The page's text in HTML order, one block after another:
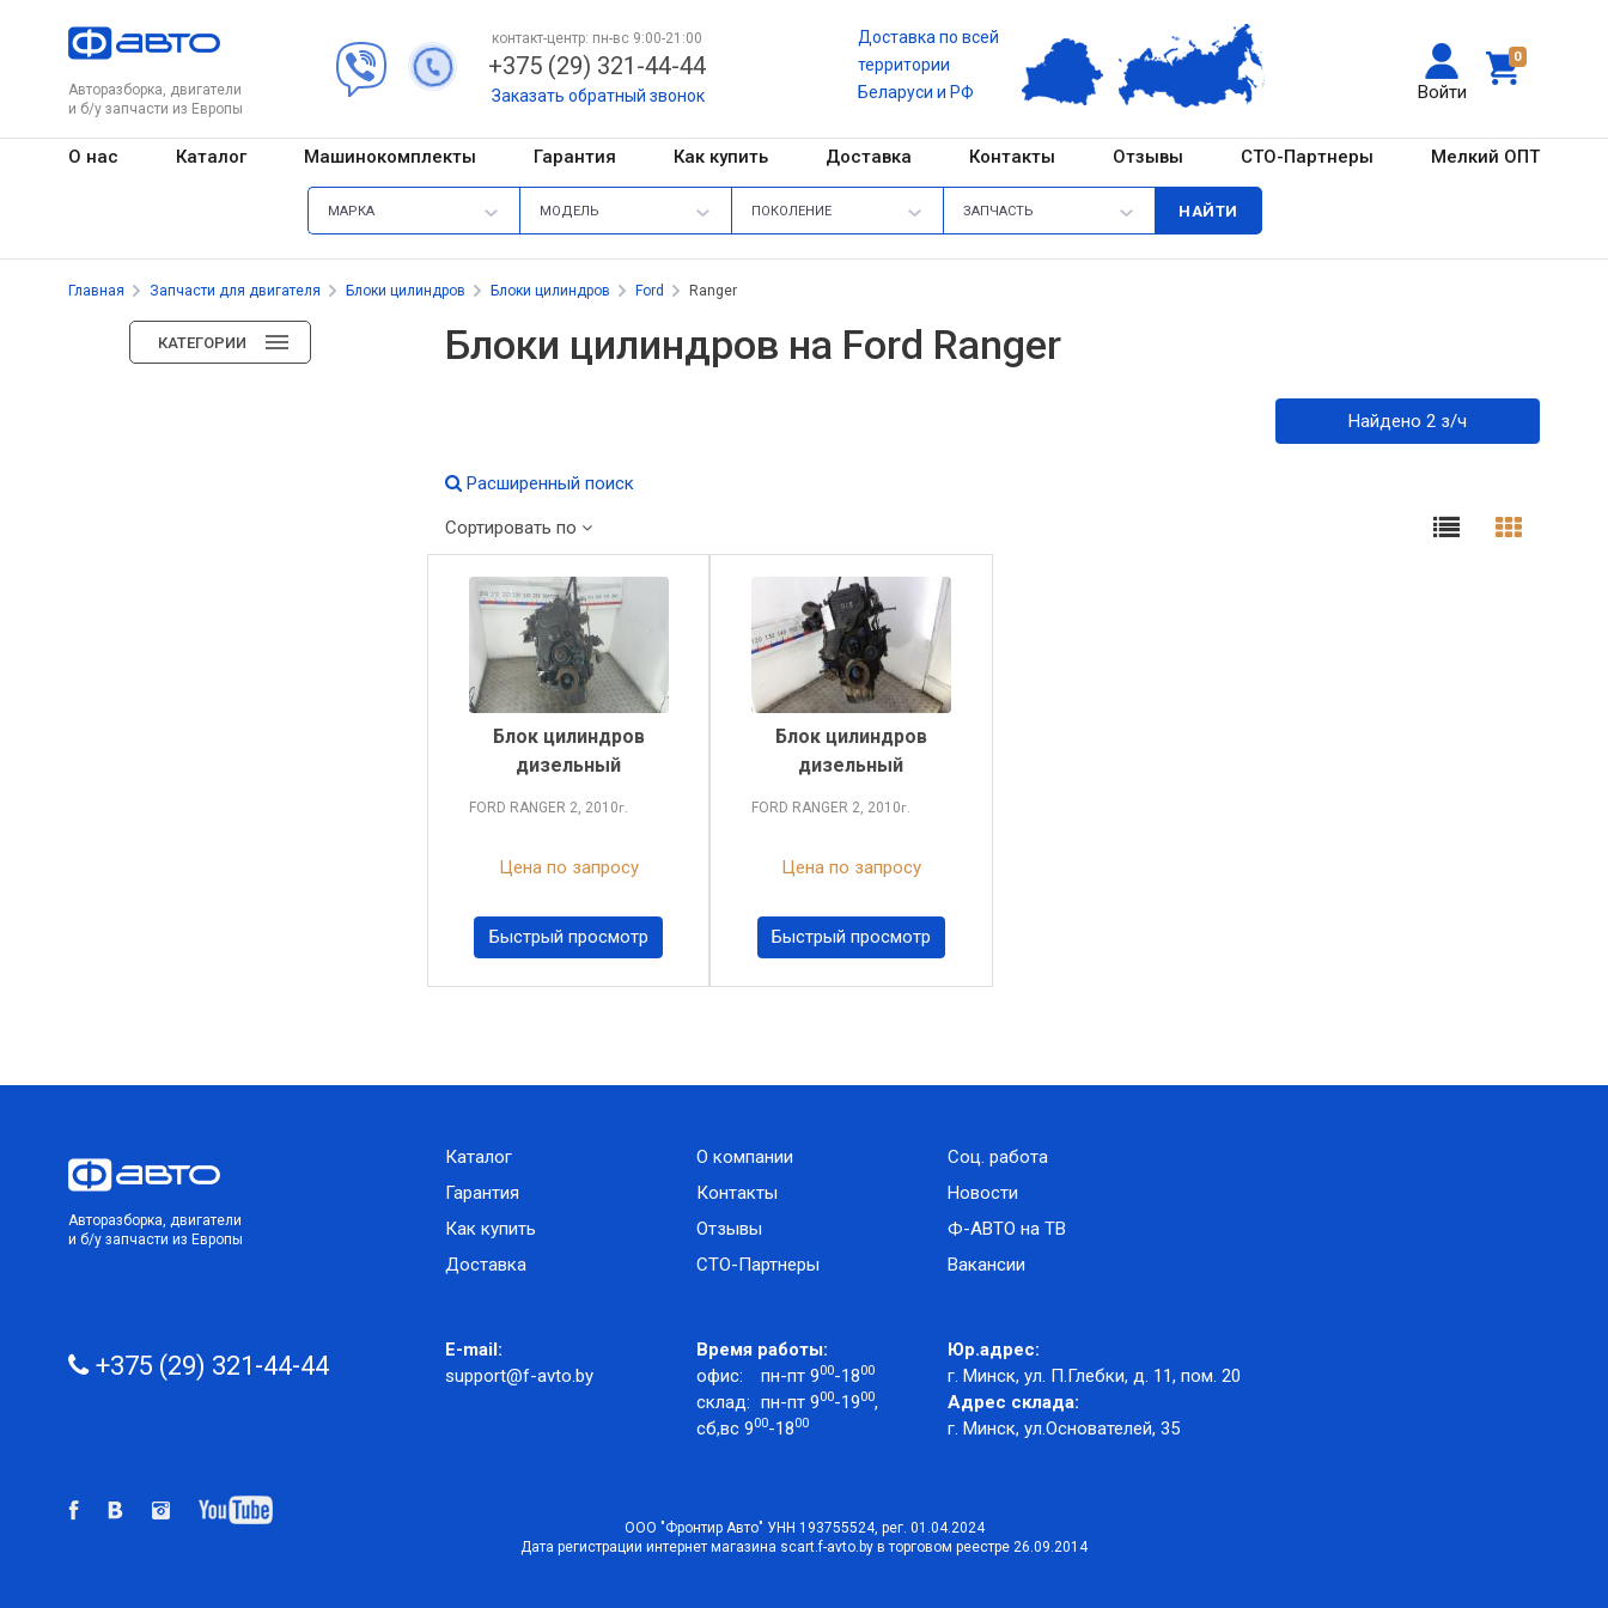
Авторазборка, двигатели
и б/у запчасти из Европы
0
Войти
контакт-центр: пн-вс 9:00-21:00
+375 (29) 321-44-44
Заказать обратный звонок
Доставка по всей
территории
Беларуси и РФ
О нас Каталог Машинокомплекты Гарантия Как купить Доставка Контакты Отзывы СТО-Партнеры Мелкий ОПТ
МАРКА МОДЕЛЬ ПОКОЛЕНИЕ ЗАПЧАСТЬ
Главная Запчасти для двигателя Блоки цилиндров Блоки цилиндров Ford Ranger
КАТЕГОРИИ Блоки цилиндров на Ford Ranger
Найдено 2 з/ч
Расширенный поиск
Сортировать по
Блок цилиндров
дизельный
FORD RANGER 2, 2010г.
Цена по запросу
Быстрый просмотр
Блок цилиндров
дизельный
FORD RANGER 2, 2010г.
Цена по запросу
Быстрый просмотр
Авторазборка, двигатели
и б/у запчасти из Европы
Каталог
Гарантия
Как купить
Доставка
О компании
Контакты
Отзывы
СТО-Партнеры
Соц. работа
Новости
Ф-АВТО на ТВ
Вакансии
+375 (29) 321-44-44
E-mail:
support@f-avto.by
Время работы:
офис:
пн-пт 900-1800
склад: пн-пт 900-1900,
сб,вс 900-1800
Юр.адрес:
г. Минск, ул. П.Глебки, д. 11, пом. 20
Адрес склада:
г. Минск, ул.Основателей, 35
ООО "Фронтир Авто" УНН 193755524, рег. 01.04.2024
Дата регистрации интернет магазина scart.f-avto.by в торговом реестре 26.09.2014